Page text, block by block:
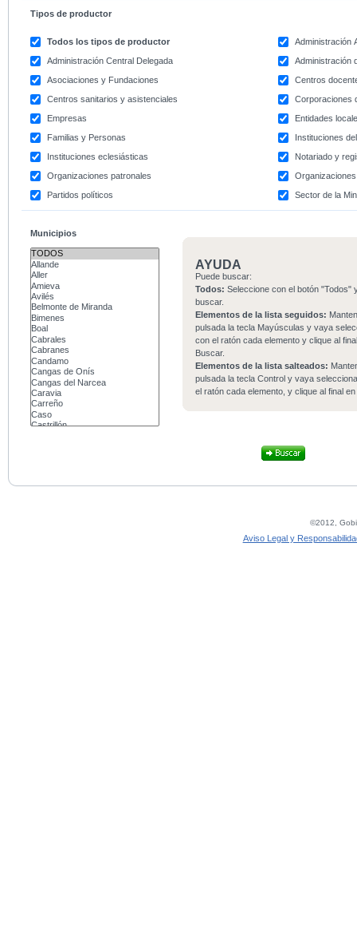
Tipos de productor
Todos los tipos de productor
Administración
Administración Central Delegada
Administración
Asociaciones y Fundaciones
Centros
Centros sanitarios y asistenciales
Corporaciones
Empresas
Entidades
Familias y Personas
Instituciones
Instituciones eclesiásticas
Notariado y
Organizaciones patronales
Partidos políticos
Sector de la
Municipios
AYUDA
Puede buscar:
Todos: Seleccione con el botón "Todos"
buscar.
Elementos de la lista seguidos:
pulsada la tecla Mayúsculas y vaya
con el ratón cada elemento y clique al
Buscar.
Elementos de la lista salteados:
pulsada la tecla Control y vaya
el ratón cada elemento, y clique al final
©2012,
Aviso Legal y